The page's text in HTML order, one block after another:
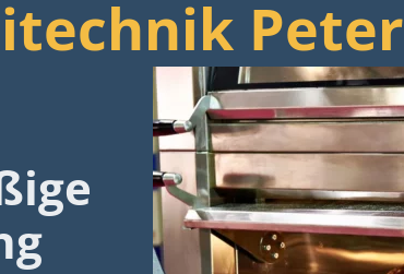
Peter